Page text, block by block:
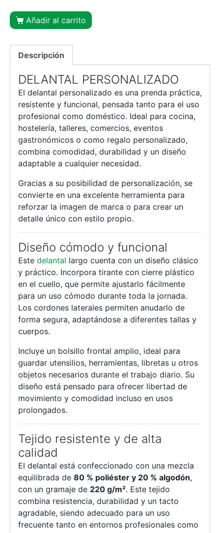
Añadir al carrito
Descripción
DELANTAL PERSONALIZADO
El delantal personalizado es una prenda práctica,
resistente y funcional, pensada tanto para el uso
profesional como doméstico. Ideal para cocina,
hostelería, talleres, comercios, eventos
gastronómicos o como regalo personalizado,
combina comodidad, durabilidad y un diseño
adaptable a cualquier necesidad.
Gracias a su posibilidad de personalización, se
convierte en una excelente herramienta para
reforzar la imagen de marca o para crear un
detalle único con estilo propio.
Diseño cómodo y funcional
Este delantal largo cuenta con un diseño clásico
y práctico. Incorpora tirante con cierre plástico
en el cuello, que permite ajustarlo fácilmente
para un uso cómodo durante toda la jornada.
Los cordones laterales permiten anudarlo de
forma segura, adaptándose a diferentes tallas y
cuerpos.
Incluye un bolsillo frontal amplio, ideal para
guardar utensilios, herramientas, libretas u otros
objetos necesarios durante el trabajo diario. Su
diseño está pensado para ofrecer libertad de
movimiento y comodidad incluso en usos
prolongados.
Tejido resistente y de alta
calidad
El delantal está confeccionado con una mezcla
equilibrada de 80 % poliéster y 20 % algodón,
con un gramaje de 220 g/m². Este tejido
combina resistencia, durabilidad y un tacto
agradable, siendo adecuado para un uso
frecuente tanto en entornos profesionales como